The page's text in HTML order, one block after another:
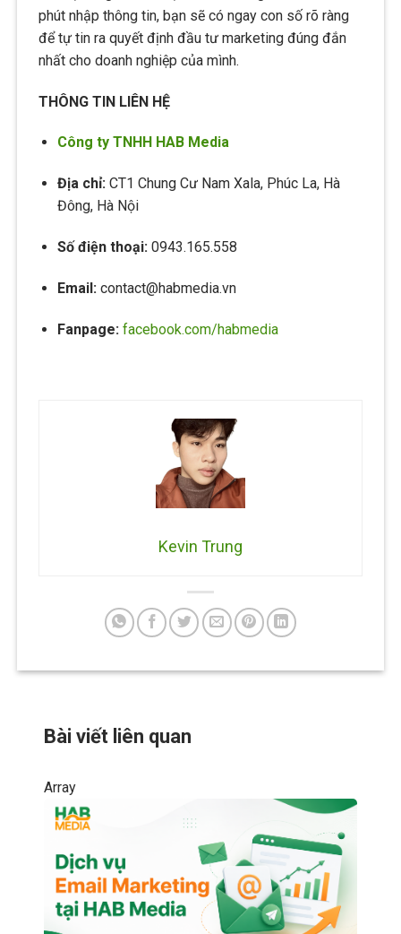
phút nhập thông tin, bạn sẽ có ngay con số rõ ràng
để tự tin ra quyết định đầu tư marketing đúng đắn
nhất cho doanh nghiệp của mình.
THÔNG TIN LIÊN HỆ
Công ty TNHH HAB Media
Địa chỉ: CT1 Chung Cư Nam Xala, Phúc La, Hà
Đông, Hà Nội
Số điện thoại: 0943.165.558
Email: contact@habmedia.vn
Fanpage: facebook.com/habmedia
Kevin Trung
Bài viết liên quan
Array